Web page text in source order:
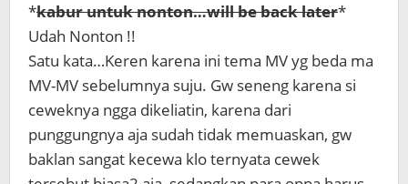
*kabur untuk nonton…will be back later*
Udah Nonton !!
Satu kata…Keren karena ini tema MV yg beda ma
MV-MV sebelumnya suju. Gw seneng karena si
ceweknya ngga dikeliatin, karena dari
punggungnya aja sudah tidak memuaskan, gw
baklan sangat kecewa klo ternyata cewek